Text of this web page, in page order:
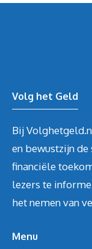
Volg het Geld
Bij
en bewustzijn
financiële
lezers te
het nemen van
Menu